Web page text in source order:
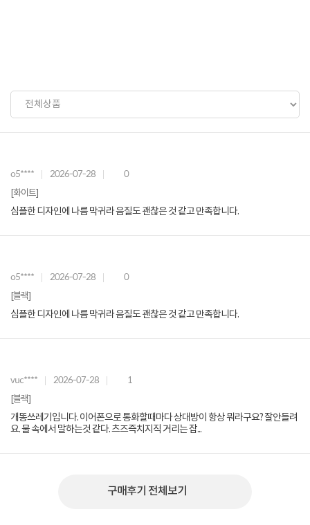
o5**** 2026-07-28 0
[화이트]
심플한 디자인에 나름 막귀라 음질도 괜찮은 것 같고 만족합니다.
o5**** 2026-07-28 0
[블랙]
심플한 디자인에 나름 막귀라 음질도 괜찮은 것 같고 만족합니다.
vuc**** 2026-07-28 1
[블랙]
개똥쓰레기입니다. 이어폰으로 통화할때마다 상대방이 항상 뭐라구요? 잘안들려
요. 물 속에서 말하는것 같다. 츠즈즉치지직 거리는 잡...
구매후기 전체보기